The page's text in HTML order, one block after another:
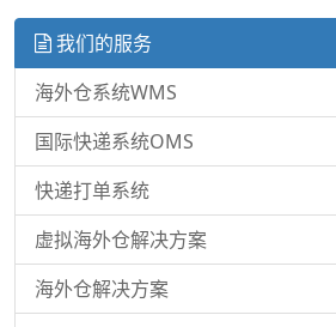
我们的服务
海外仓系统WMS
国际快递系统OMS
快递打单系统
虚拟海外仓解决方案
海外仓解决方案